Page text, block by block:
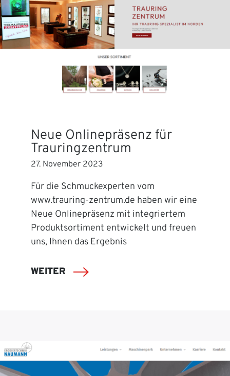
Neue Onlinepräsenz für
Trauringzentrum
27. November 2023
Für die Schmuckexperten vom
www.trauring-zentrum.de haben wir eine
Neue Onlinepräsenz mit integriertem
Produktsortiment entwickelt und freuen
uns, Ihnen das Ergebnis
WEITER